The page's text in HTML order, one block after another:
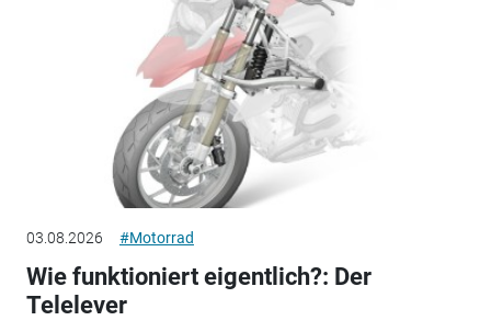
03.08.2026 #Motorrad
Wie funktioniert eigentlich?: Der
Telelever